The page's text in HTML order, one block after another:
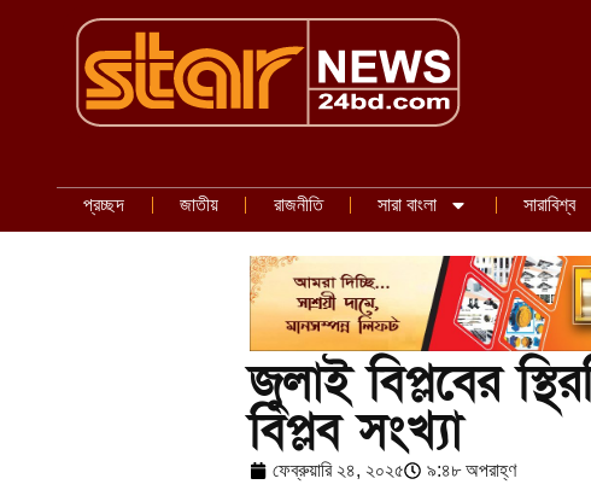
প্রচ্ছদ জাতীয় রাজনীতি সারা বাংলা সারাবিশ্ব
জুলাই বিপ্লবের
বিপ্লব সংখ্যা
ফেব্রুয়ারি ২৪, ২০২৫ ৯:৪৮ অপরাহ্ণ